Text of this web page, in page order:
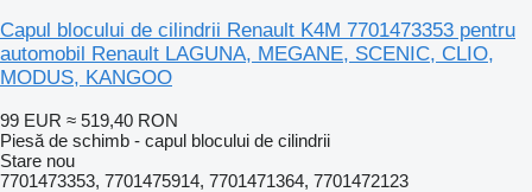
Capul blocului de cilindrii Renault K4M 7701473353 pentru
automobil Renault LAGUNA, MEGANE, SCENIC, CLIO,
MODUS, KANGOO
99 EUR ≈ 519,40 RON
Piesă de schimb - capul blocului de cilindrii
Stare nou
7701473353, 7701475914, 7701471364, 7701472123